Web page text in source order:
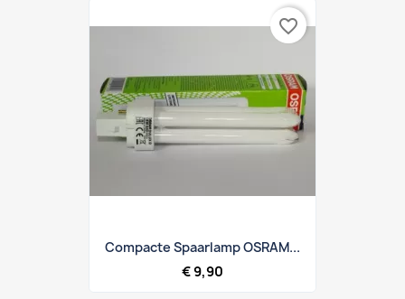
Compacte Spaarlamp OSRAM...
€ 9,90
favorite_border